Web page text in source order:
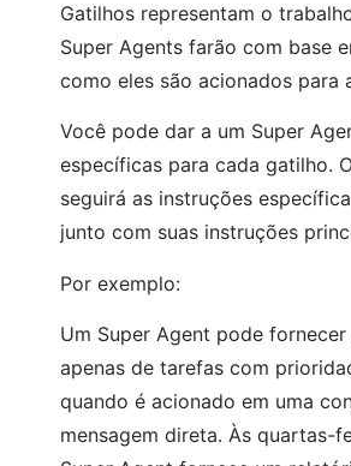
Gatilhos representam o
Super Agents farão com base
como eles são acionados para
Você pode dar a um Super
específicas para cada gatilho.
seguirá as instruções
junto com suas instruções
Por exemplo:
Um Super Agent pode
apenas de tarefas com
quando é acionado em uma
mensagem direta. Às quartas-